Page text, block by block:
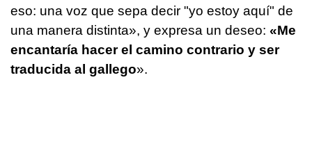
eso: una voz que sepa decir "yo estoy aquí" de
una manera distinta», y expresa un deseo: «Me
encantaría hacer el camino contrario y ser
traducida al gallego».